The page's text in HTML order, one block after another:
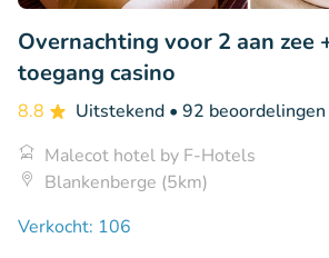
Overnachting voor 2 aan zee
toegang casino
8.8 Uitstekend • 92 beoordelingen
Malecot hotel by F-Hotels
Blankenberge (5km)
Verkocht: 106